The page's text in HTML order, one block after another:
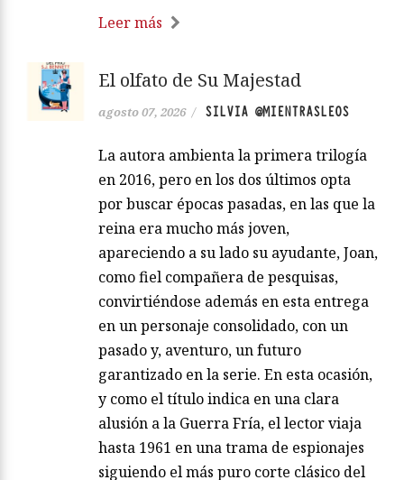
Leer más
El olfato de Su Majestad
agosto 07, 2026 / SILVIA @MIENTRASLEOS
La autora ambienta la primera trilogía
en 2016, pero en los dos últimos opta
por buscar épocas pasadas, en las que la
reina era mucho más joven,
apareciendo a su lado su ayudante, Joan,
como fiel compañera de pesquisas,
convirtiéndose además en esta entrega
en un personaje consolidado, con un
pasado y, aventuro, un futuro
garantizado en la serie. En esta ocasión,
y como el título indica en una clara
alusión a la Guerra Fría, el lector viaja
hasta 1961 en una trama de espionajes
siguiendo el más puro corte clásico del